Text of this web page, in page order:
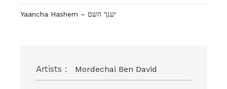
Yaancha Hashem – יענך השם
Artists : Mordechai Ben David